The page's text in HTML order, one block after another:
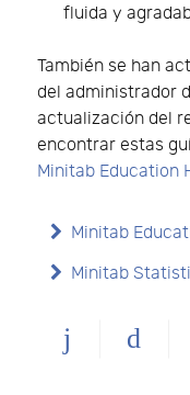
fluida y
También se han
del administrador
actualización del
encontrar estas
Minitab Education
Minitab
Minitab